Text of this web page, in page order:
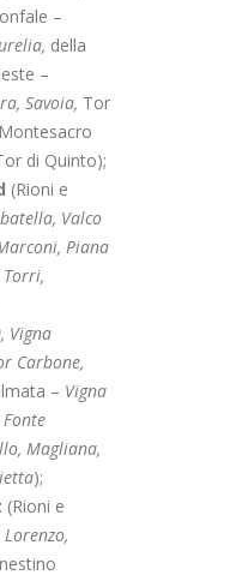
–
della
–
Savoia, Tor
Montesacro
di Quinto);
(Rioni e
Valco
Piana
Vigna
Carbone,
– Vigna
Magliana,
);
(Rioni e
Lorenzo,